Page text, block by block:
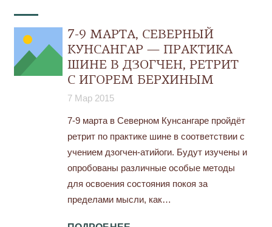
7-9 МАРТА, СЕВЕРНЫЙ
КУНСАНГАР — ПРАКТИКА
ШИНЕ В ДЗОГЧЕН, РЕТРИТ
С ИГОРЕМ БЕРХИНЫМ
7 Мар 2015
7-9 марта в Северном Кунсангаре пройдёт
ретрит по практике шине в соответствии с
учением дзогчен-атийоги. Будут изучены и
опробованы различные особые методы
для освоения состояния покоя за
пределами мысли, как…